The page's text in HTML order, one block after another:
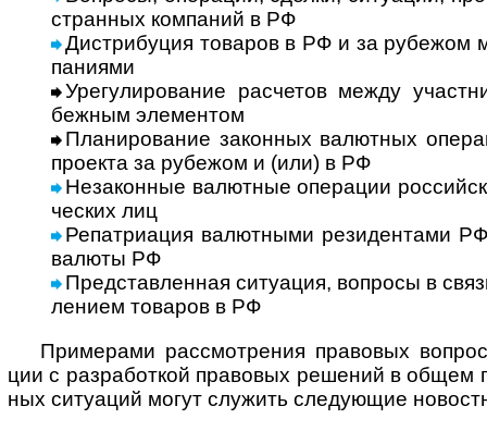
ст­ран­ных ком­па­ний в РФ
Дистрибуция товаров в РФ и за
па­ни­ями
Урегулирование расчетов между
беж­ным эле­мен­том
Планирование законных валютных
про­екта за рубе­жом и (или) в РФ
Незаконные валютные операции
чес­ких лиц
Репатриация валютными резидентами
валюты РФ
Представленная ситуация, вопросы в
ле­нием това­ров в РФ
Примерами рассмотрения правовых
ции с раз­ра­бот­кой пра­во­вых реше­ний в общем
ных ситу­а­ций могут слу­жить сле­дую­щие